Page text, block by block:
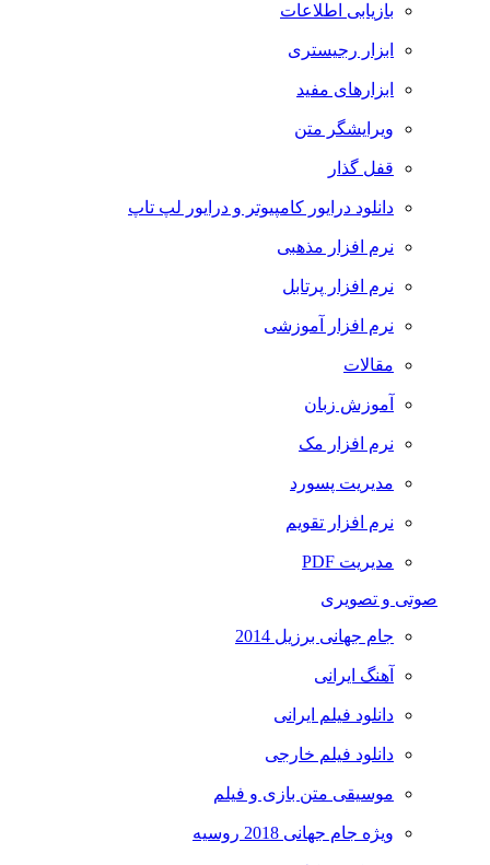
بازیابی اطلاعات
ابزار رجیستری
ابزارهای مفید
ویرایشگر متن
قفل گذار
دانلود درایور کامپیوتر و درایور لپ تاپ
نرم افزار مذهبی
نرم افزار پرتابل
نرم افزار آموزشی
مقالات
آموزش زبان
نرم افزار مک
مدیریت پسورد
نرم افزار تقویم
مدیریت PDF
صوتی و تصویری
جام جهانی برزیل 2014
آهنگ ایرانی
دانلود فیلم ایرانی
دانلود فیلم خارجی
موسیقی متن بازی و فیلم
ویژه جام جهانی 2018 روسیه